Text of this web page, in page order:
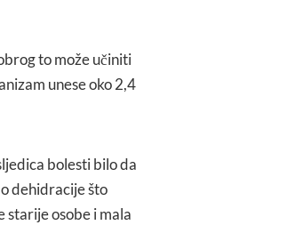
to može učiniti
unese oko 2,4
bolesti bilo da
dehidracije što
starije osobe i mala